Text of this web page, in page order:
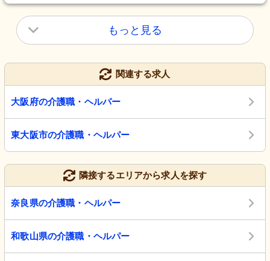
もっと見る
関連する求人
大阪府の介護職・ヘルパー
東大阪市の介護職・ヘルパー
隣接するエリアから求人を探す
奈良県の介護職・ヘルパー
和歌山県の介護職・ヘルパー